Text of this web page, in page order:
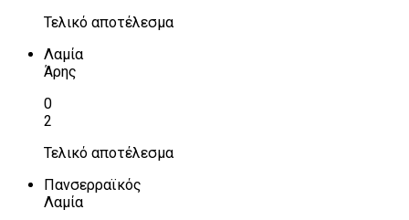
Τελικό αποτέλεσμα
Λαμία
Άρης
0
2
Τελικό αποτέλεσμα
Πανσερραϊκός
Λαμία